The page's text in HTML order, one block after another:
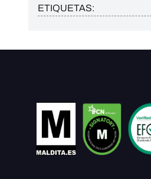
ETIQUETAS: